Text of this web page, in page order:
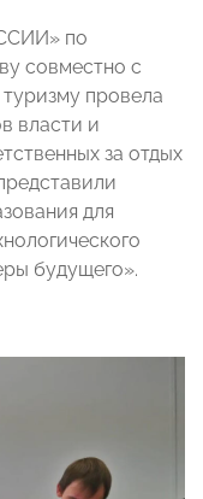
по
совместно с
провела
власти и
за отдых
для
будущего».